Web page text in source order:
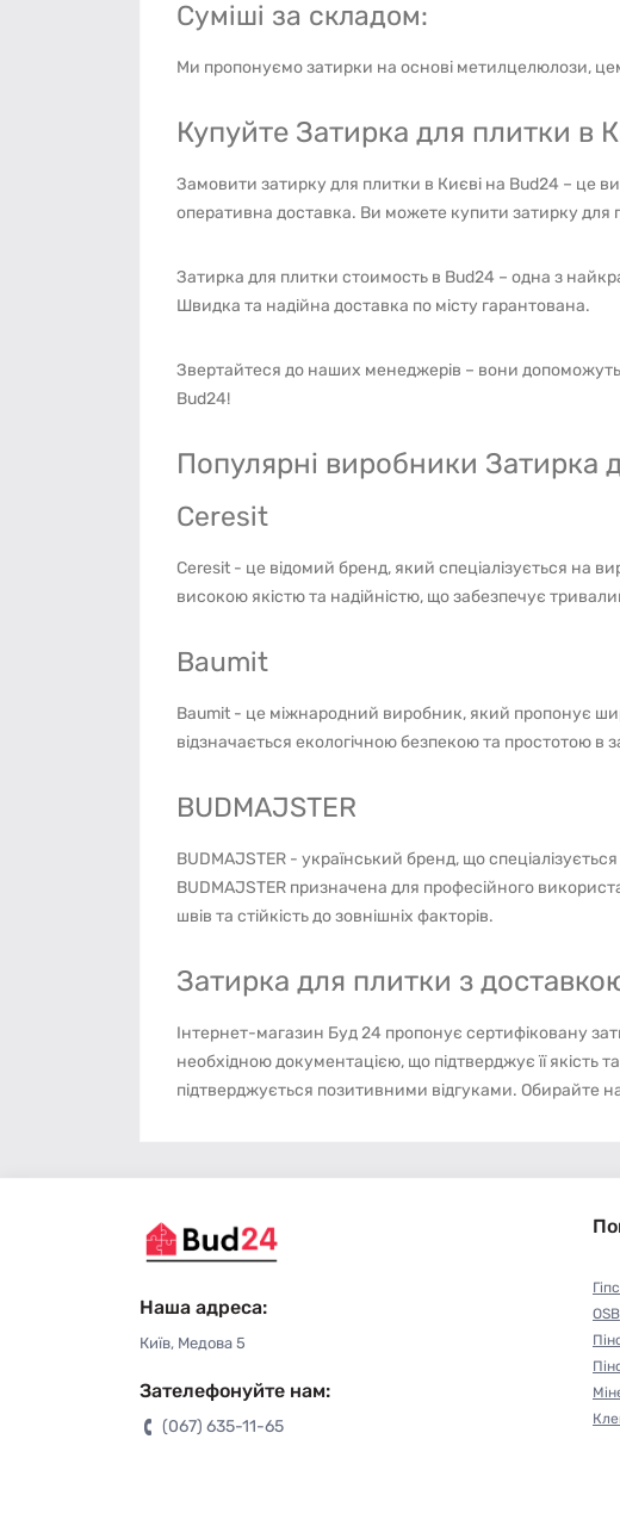
Суміші за складом:
Ми пропонуємо затирки на основі метилцелюлози,
Купуйте Затирка для плитки в
Замовити затирку для плитки в Києві на Bud24 – це
оперативна доставка. Ви можете купити затирку для
Затирка для плитки стоимость в Bud24 – одна з
Швидка та надійна доставка по місту гарантована.
Звертайтеся до наших менеджерів – вони
Bud24!
Популярні виробники Затирка
Ceresit
Ceresit - це відомий бренд, який спеціалізується на
високою якістю та надійністю, що забезпечує
Baumit
Baumit - це міжнародний виробник, який пропонує
відзначається екологічною безпекою та простотою в
BUDMAJSTER
BUDMAJSTER - український бренд, що
BUDMAJSTER призначена для професійного
швів та стійкість до зовнішніх факторів.
Затирка для плитки з
Інтернет-магазин Буд 24 пропонує сертифіковану
необхідною документацією, що підтверджує її якість
підтверджується позитивними відгуками. Обирайте
Наша адреса:
Київ, Медова 5
Зателефонуйте нам:
(067) 635-11-65
OSB